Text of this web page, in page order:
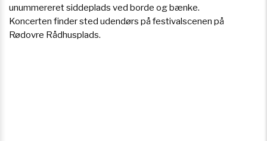
unummereret siddeplads ved borde og bænke.
Koncerten finder sted udendørs på festivalscenen på
Rødovre Rådhusplads.